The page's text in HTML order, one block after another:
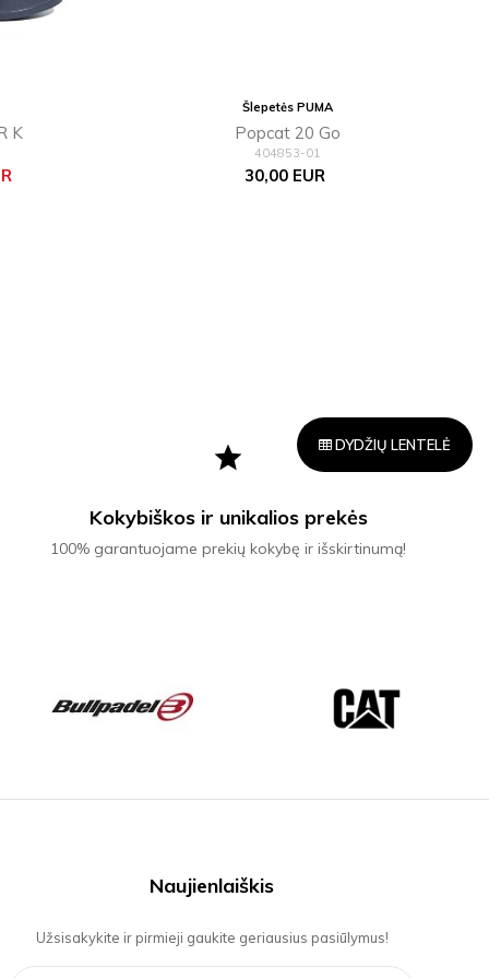
DYDŽIŲ LENTELĖ
K
Šlepetės PUMA
Popcat 20 Go
404853-01
Kaina
30,00 EUR
star
Kokybiškos ir unikalios prekės
100% garantuojame prekių kokybę ir išskirtinumą!
Naujienlaiškis
Užsisakykite ir pirmieji gaukite geriausius pasiūlymus!